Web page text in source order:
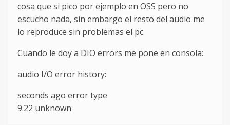
cosa que si pico por ejemplo en OSS pero no
escucho nada, sin embargo el resto del audio me
lo reproduce sin problemas el pc
Cuando le doy a DIO errors me pone en consola:
audio I/O error history:
seconds ago error type
9.22 unknown